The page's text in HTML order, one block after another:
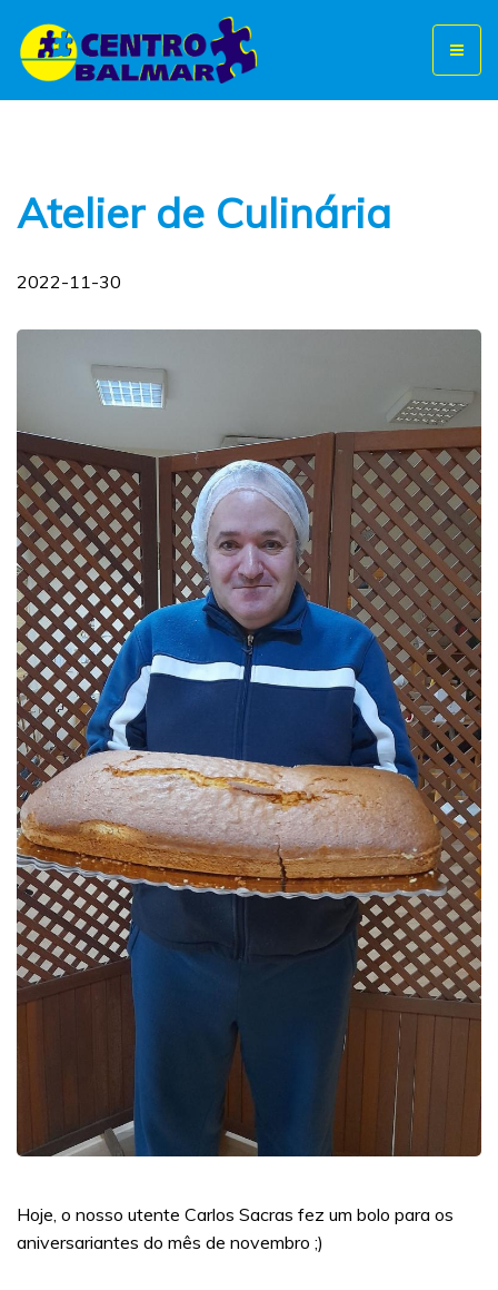
Atelier de Culinária
2022-11-30
Hoje, o nosso utente Carlos Sacras fez um bolo para os
aniversariantes do mês de novembro ;)